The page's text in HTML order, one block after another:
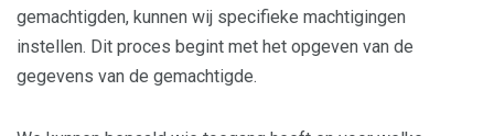
gemachtigden, kunnen wij specifieke machtigingen
instellen. Dit proces begint met het opgeven van de
gegevens van de gemachtigde.